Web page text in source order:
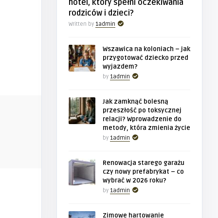
przygotować dziecko przed wy ...
BIZNES
hotel, który spełni oczekiwania
rodziców i dzieci?
Written by 1admin
Wszawica na koloniach – jak
przygotować dziecko przed
wyjazdem?
by 1admin
Jak zamknąć bolesną
przeszłość po toksycznej
relacji? Wprowadzenie do
metody, która zmienia życie
by 1admin
Renowacja starego garażu
czy nowy prefabrykat – co
wybrać w 2026 roku?
by 1admin
Zimowe hartowanie